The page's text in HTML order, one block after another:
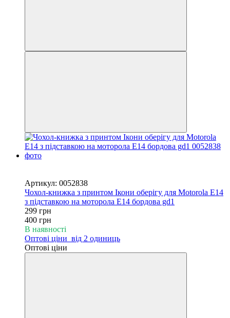
Артикул: 0052838
Чохол-книжка з принтом Ікони оберігу для Motorola E14
з підставкою на моторола Е14 бордова gd1
299 грн
400 грн
В наявності
Оптові ціни від 2 одиниць
Оптові ціни